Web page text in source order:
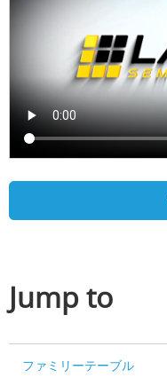
Jump to
ファミリーテーブル